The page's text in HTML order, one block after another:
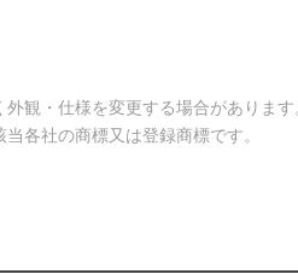
観・仕様を変更する場合があります
各社の商標又は登録商標です。